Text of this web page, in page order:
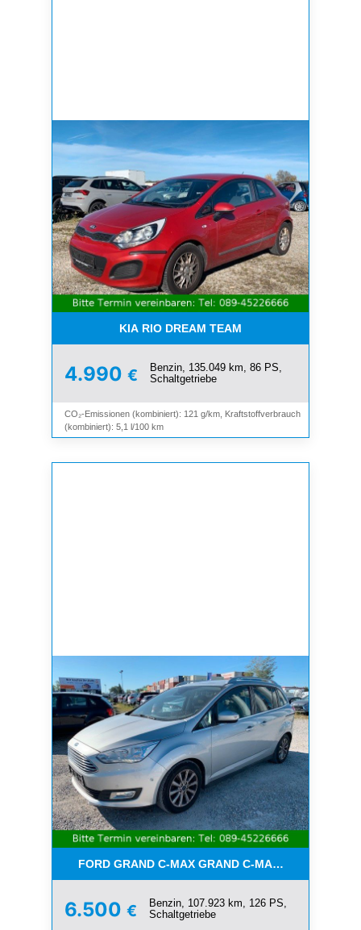
KIA RIO DREAM TEAM
4.990 €
Benzin, 135.049 km, 86 PS,
Schaltgetriebe
CO₂-Emissionen (kombiniert): 121 g/km, Kraftstoffverbrauch
(kombiniert): 5,1 l/100 km
FORD GRAND C-MAX GRAND C-MAX TITANIUM*7-
6.500 €
Benzin, 107.923 km, 126 PS,
Schaltgetriebe